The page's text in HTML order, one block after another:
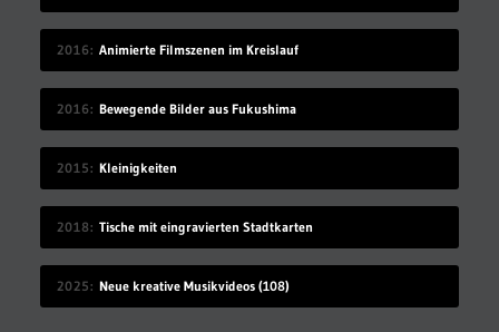
2016 Animierte Filmszenen im Kreislauf
2016 Bewegende Bilder aus Fukushima
2015 Kleinigkeiten
2018 Tische mit eingravierten Stadtkarten
2025 Neue kreative Musikvideos (108)